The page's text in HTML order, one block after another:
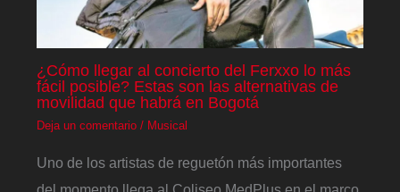
¿Cómo llegar al concierto del Ferxxo lo más
fácil posible? Estas son las alternativas de
movilidad que habrá en Bogotá
Deja un comentario / Musical
Uno de los artistas de reguetón más importantes